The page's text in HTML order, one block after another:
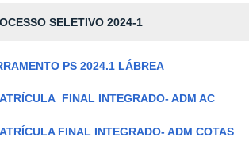
SELETIVO 2024-1
PS 2024.1 LÁBREA
FINAL INTEGRADO- ADM AC
FINAL INTEGRADO- ADM COTAS